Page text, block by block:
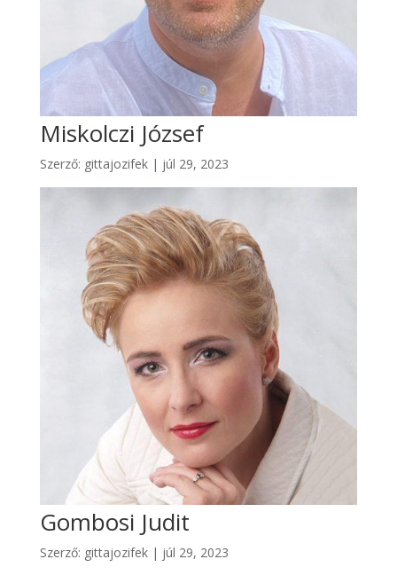
Miskolczi József
Szerző: gittajozifek| júl 29, 2023
Gombosi Judit
Szerző: gittajozifek| júl 29, 2023